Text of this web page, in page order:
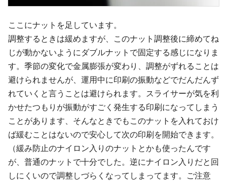
ここにナットを足しています。
調整するときは緩めますが、このナット調整後に締めてね
じが動かないようにダブルナットで固定する感じになりま
す。季節の変化で金属膨張が変わり、調整がずれることは
避けられませんが、運用中に印刷の振動などでだんだんず
れていくと言うことは避けられます。スライサーが気を利
かせたつもりが振動がすごく発生する印刷になってしまう
ことがあります、そんなときでもこのナットを入れておけ
ば緩むことはないので安心して次の印刷を開始できます。
（緩み防止のナイロン入りのナットとかも使ったんです
が、普通のナットで十分でした。逆にナイロン入りだと回
しにくいので調整しづらくなってしまってます。ご注意